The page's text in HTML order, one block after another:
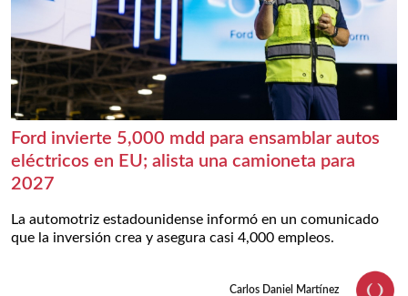
Ford invierte 5,000 mdd para ensamblar autos
eléctricos en EU; alista una camioneta para
2027
La automotriz estadounidense informó en un comunicado
que la inversión crea y asegura casi 4,000 empleos.
Carlos Daniel Martínez